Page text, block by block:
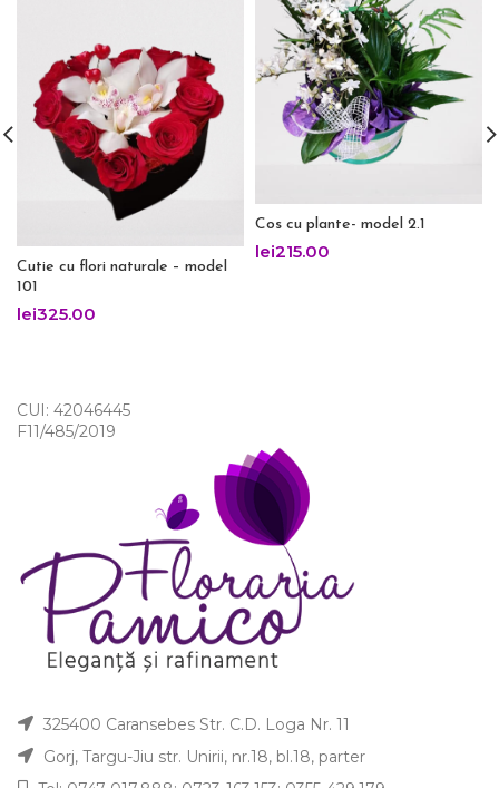
Cutie cu flori naturale – model
101
lei325.00
Cos cu plante- model 2.1
lei215.00
CUI: 42046445
F11/485/2019
325400 Caransebes Str. C.D. Loga Nr. 11
Gorj, Targu-Jiu str. Unirii, nr.18, bl.18, parter